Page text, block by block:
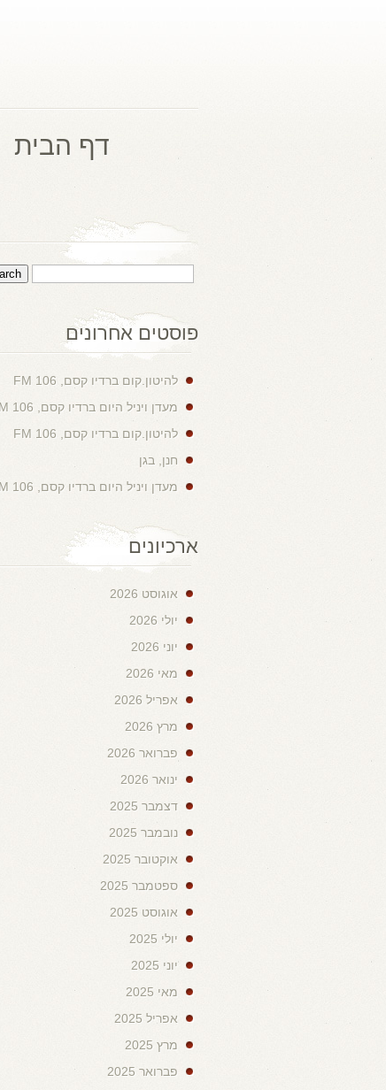
דף הבית
פוסטים אחרונים
להיטון.קום ברדיו קסם, 106 FM
מעדן ויניל היום ברדיו קסם, 106 FM
להיטון.קום ברדיו קסם, 106 FM
חנן, בגן
מעדן ויניל היום ברדיו קסם, 106 FM
ארכיונים
אוגוסט 2026
יולי 2026
יוני 2026
מאי 2026
אפריל 2026
מרץ 2026
פברואר 2026
ינואר 2026
דצמבר 2025
נובמבר 2025
אוקטובר 2025
ספטמבר 2025
אוגוסט 2025
יולי 2025
יוני 2025
מאי 2025
אפריל 2025
מרץ 2025
פברואר 2025